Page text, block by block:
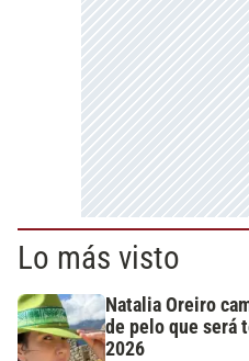
Lo más visto
Natalia Oreiro
de pelo que será
2026